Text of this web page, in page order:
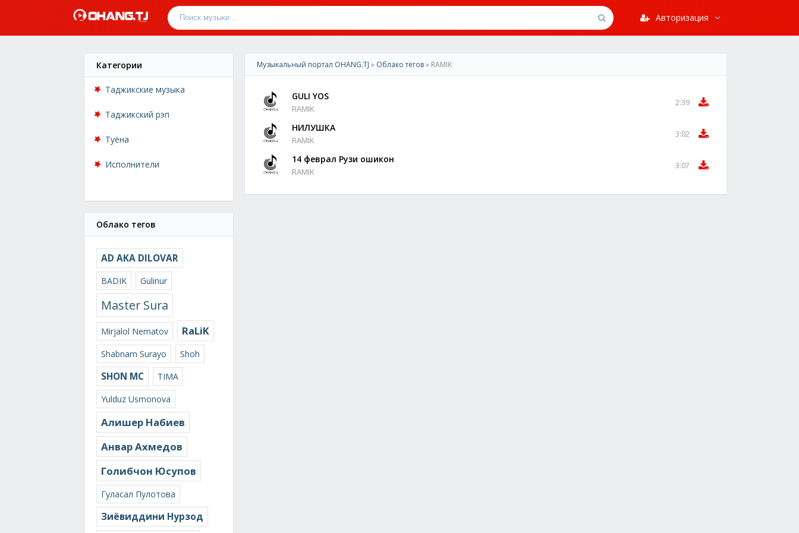
Авторизация
Категории
Таджикские музыка
Таджикский рэп
Туёна
Исполнители
Облако тегов
AD AKA DILOVAR
BADIK Gulinur
Master Sura
Mirjalol Nematov RaLiK
Shabnam Surayo Shoh
SHON MC
TIMA
Yulduz Usmonova
Алишер Набиев
Анвар Ахмедов
Голибчон Юсупов
Гуласал Пулотова
Зиёвиддини Нурзод
Музыкальный портал OHANG.TJ » Облако тегов» RAMIK
GULI YOS
RAMIK
2:39
НИЛУШКА
RAMIK
3:02
14 феврал Рузи ошикон
RAMIK
3:07